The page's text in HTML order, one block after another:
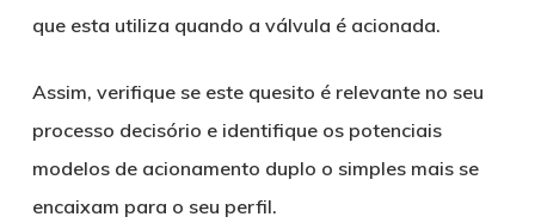
que esta utiliza quando a válvula é acionada.
Assim, verifique se este quesito é relevante no seu
processo decisório e identifique os potenciais
modelos de acionamento duplo o simples mais se
encaixam para o seu perfil.